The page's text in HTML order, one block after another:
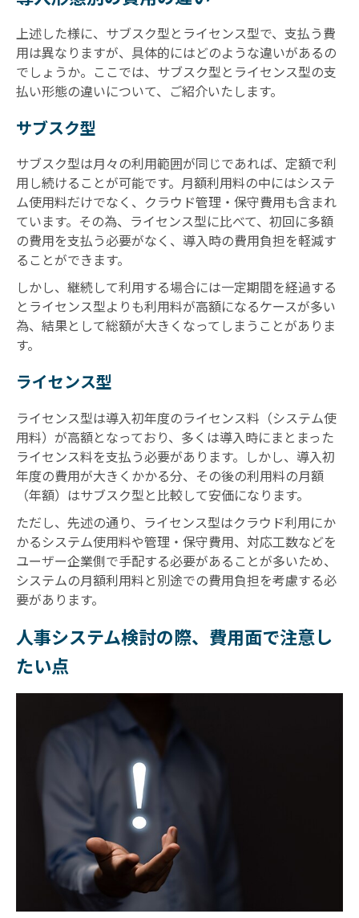
上述した様に、サブスク型とライセンス型で、支払う費
用は異なりますが、具体的にはどのような違いがあるの
でしょうか。ここでは、サブスク型とライセンス型の支
払い形態の違いについて、ご紹介いたします。
サブスク型
サブスク型は月々の利用範囲が同じであれば、定額で利
用し続けることが可能です。月額利用料の中にはシステ
ム使用料だけでなく、クラウド管理・保守費用も含まれ
ています。その為、ライセンス型に比べて、初回に多額
の費用を支払う必要がなく、導入時の費用負担を軽減す
ることができます。
しかし、継続して利用する場合には一定期間を経過する
とライセンス型よりも利用料が高額になるケースが多い
為、結果として総額が大きくなってしまうことがありま
す。
ライセンス型
ライセンス型は導入初年度のライセンス料（システム使
用料）が高額となっており、多くは導入時にまとまった
ライセンス料を支払う必要があります。しかし、導入初
年度の費用が大きくかかる分、その後の利用料の月額
（年額）はサブスク型と比較して安価になります。
ただし、先述の通り、ライセンス型はクラウド利用にか
かるシステム使用料や管理・保守費用、対応工数などを
ユーザー企業側で手配する必要があることが多いため、
システムの月額利用料と別途での費用負担を考慮する必
要があります。
人事システム検討の際、費用面で注意し
たい点